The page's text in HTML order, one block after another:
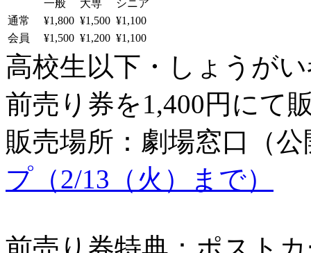
一般
大専
シニア
通常
¥1,800 ¥1,500 ¥1,100
会員
¥1,500 ¥1,200 ¥1,100
高校生以下・しょうがい
前売り券を1,400円にて
販売場所：劇場窓口（
プ（2/13（火）まで）